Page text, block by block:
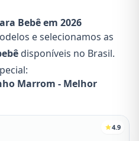
Bebê em 2026
e selecionamos as
disponíveis no Brasil.
Marrom - Melhor
4.9